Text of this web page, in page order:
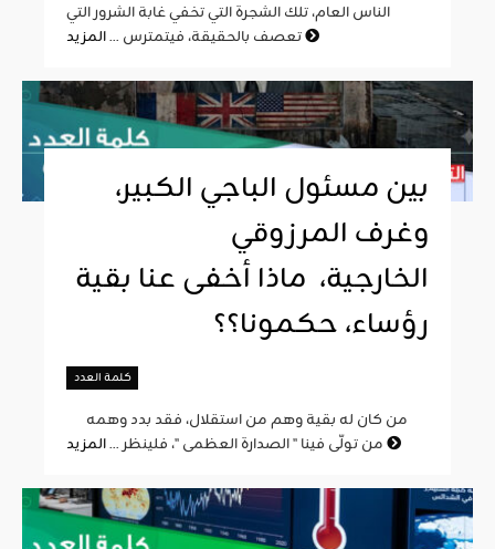
الناس العام، تلك الشجرة التي تخفي غابة الشرور التي
تعصف بالحقيقة، فيتمترس ...
بين مسئول الباجي الكبير،
وغرف المرزوقي
الخارجية، ماذا أخفى عنا بقية
رؤساء، حكمونا؟؟
كلمة العدد
من تولّى فينا " الصدارة العظمى "، فلينظر ...